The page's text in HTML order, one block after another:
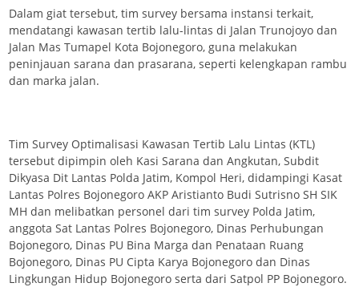
Dalam giat tersebut, tim survey bersama instansi terkait,
mendatangi kawasan tertib lalu-lintas di Jalan Trunojoyo dan
Jalan Mas Tumapel Kota Bojonegoro, guna melakukan
peninjauan sarana dan prasarana, seperti kelengkapan rambu
dan marka jalan.
Tim Survey Optimalisasi Kawasan Tertib Lalu Lintas (KTL)
tersebut dipimpin oleh Kasi Sarana dan Angkutan, Subdit
Dikyasa Dit Lantas Polda Jatim, Kompol Heri, didampingi Kasat
Lantas Polres Bojonegoro AKP Aristianto Budi Sutrisno SH SIK
MH dan melibatkan personel dari tim survey Polda Jatim,
anggota Sat Lantas Polres Bojonegoro, Dinas Perhubungan
Bojonegoro, Dinas PU Bina Marga dan Penataan Ruang
Bojonegoro, Dinas PU Cipta Karya Bojonegoro dan Dinas
Lingkungan Hidup Bojonegoro serta dari Satpol PP Bojonegoro.